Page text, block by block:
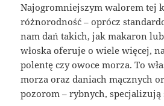
Najogromniejszym walorem tej
różnorodność – oprócz
nam dań takich, jak makaron
włoska oferuje o wiele więcej,
polentę czy owoce morza. To
morza oraz daniach mącznych
pozorom – rybnych, specjalizują